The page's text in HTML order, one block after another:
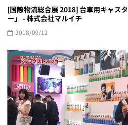
[国際物流総合展 2018] 台車用キャス
ー」 - 株式会社マルイチ
2018/09/12